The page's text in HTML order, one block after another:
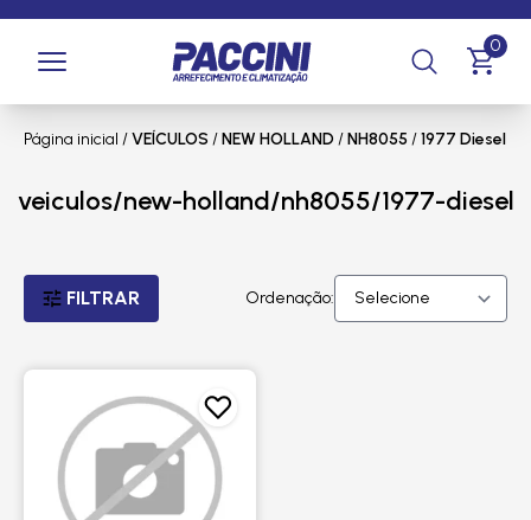
0
Página inicial /VEÍCULOS /NEW HOLLAND /NH8055 /1977 Diesel
veiculos/new-holland/nh8055/1977-diesel
FILTRAR Ordenação: